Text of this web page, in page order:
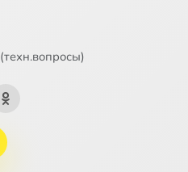
(техн.вопросы)